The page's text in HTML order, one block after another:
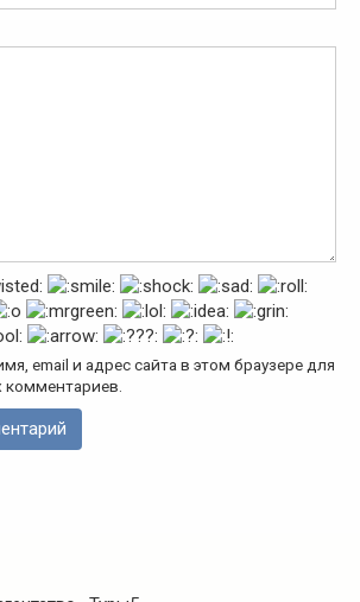
email и адрес сайта в этом браузере для